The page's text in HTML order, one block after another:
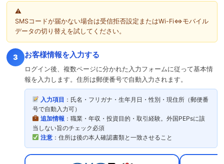
SMSコードが届かない場合は受信拒否設定またはWi-Fi⇔モバイル
データの切り替えを試してください。
3 お客様情報を入力する
ログイン後、複数ページに分かれた入力フォームに従って基本情
報を入力します。住所は郵便番号で自動入力されます。
入力項目 ：氏名・フリガナ・生年月日・性別・現住所（郵便番
号で自動入力可）
追加情報 ：職業・年収・投資目的・取引経験。外国PEPsに該
当しない旨のチェック必須
注意 ：住所は後の本人確認書類と一致させること